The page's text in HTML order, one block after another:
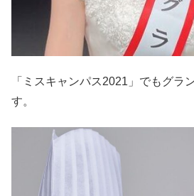
「ミスキャンパス2021」でもグラ
す。